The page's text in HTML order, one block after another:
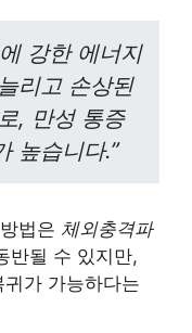
강한 에너지
리고 손상된
, 만성 통증
높습니다.”
법은 체외충격파
반될 수 있지만,
가 가능하다는